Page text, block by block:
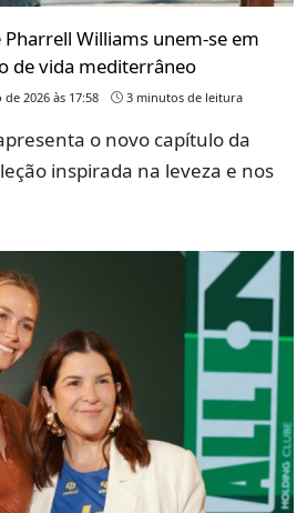
Williams unem-se em
de vida mediterrâneo
2026 às 17:58 3 minutos de leitura
o novo capítulo da
inspirada na leveza e nos